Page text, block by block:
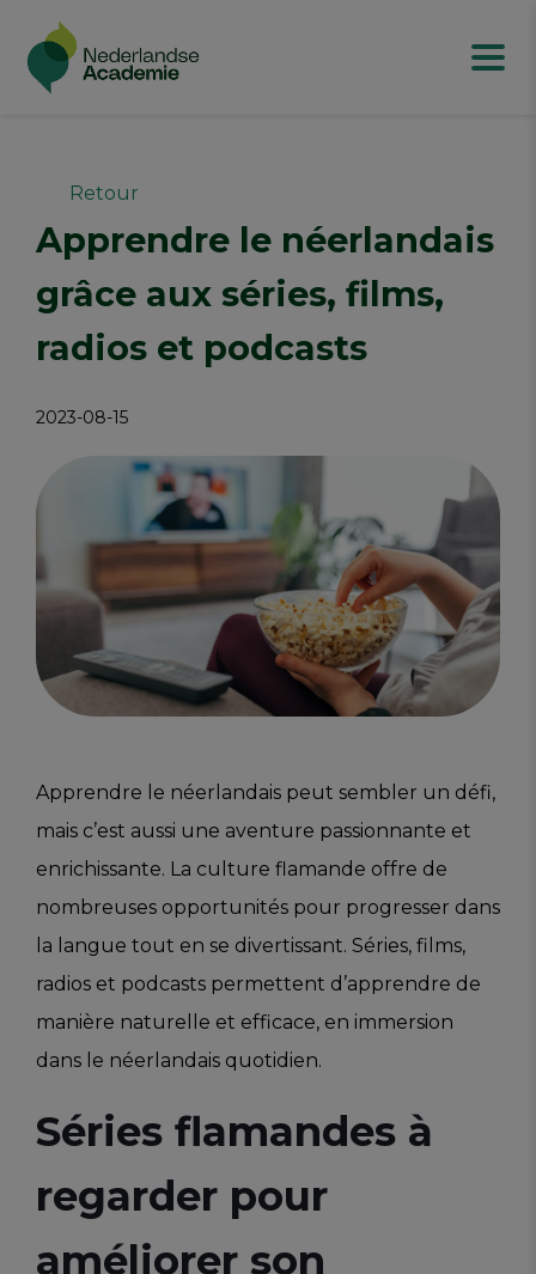
Retour
Apprendre le néerlandais
grâce aux séries, films,
radios et podcasts
2023-08-15
Apprendre le néerlandais peut sembler un défi,
mais c’est aussi une aventure passionnante et
enrichissante. La culture flamande offre de
nombreuses opportunités pour progresser dans
la langue tout en se divertissant. Séries, films,
radios et podcasts permettent d’apprendre de
manière naturelle et efficace, en immersion
dans le néerlandais quotidien.
Séries flamandes à
regarder pour
améliorer son